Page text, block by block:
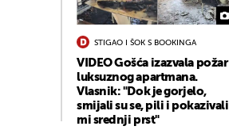
STIGAO I ŠOK S BOOKINGA
VIDEO Gošća izazvala požar
luksuznog apartmana.
Vlasnik: "Dok je gorjelo,
smijali su se, pili i pokazivali
mi srednji prst"